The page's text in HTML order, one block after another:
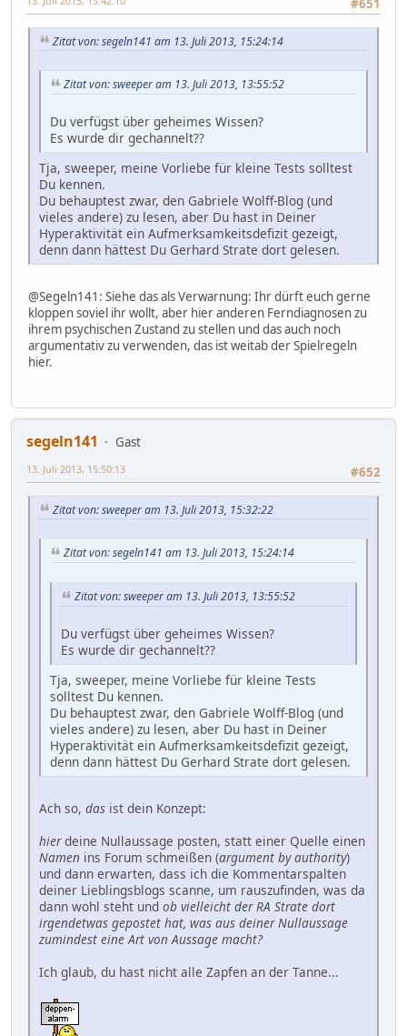
#651
Zitat von: segeln141 am 13. Juli 2013, 15:24:14
Zitat von: sweeper am 13. Juli 2013, 13:55:52
Du verfügst über geheimes Wissen?
Es wurde dir gechannelt??
Tja, sweeper, meine Vorliebe für kleine Tests solltest
Du kennen.
Du behauptest zwar, den Gabriele Wolff-Blog (und
vieles andere) zu lesen, aber Du hast in Deiner
Hyperaktivität ein Aufmerksamkeitsdefizit gezeigt,
denn dann hättest Du Gerhard Strate dort gelesen.
@Segeln141: Siehe das als Verwarnung: Ihr dürft euch gerne
kloppen soviel ihr wollt, aber hier anderen Ferndiagnosen zu
ihrem psychischen Zustand zu stellen und das auch noch
argumentativ zu verwenden, das ist weitab der Spielregeln
hier.
segeln141
Gast
#652
13. Juli 2013, 15:50:13
Zitat von: sweeper am 13. Juli 2013, 15:32:22
Zitat von: segeln141 am 13. Juli 2013, 15:24:14
Zitat von: sweeper am 13. Juli 2013, 13:55:52
Du verfügst über geheimes Wissen?
Es wurde dir gechannelt??
Tja, sweeper, meine Vorliebe für kleine Tests
solltest Du kennen.
Du behauptest zwar, den Gabriele Wolff-Blog (und
vieles andere) zu lesen, aber Du hast in Deiner
Hyperaktivität ein Aufmerksamkeitsdefizit gezeigt,
denn dann hättest Du Gerhard Strate dort gelesen.
Ach so, das ist dein Konzept:
hierdeine Nullaussage posten, statt einer Quelle einen
Namen ins Forum schmeißen (argument by authority)
und dann erwarten, dass ich die Kommentarspalten
deiner Lieblingsblogs scanne, um rauszufinden, was da
dann wohl steht und ob vielleicht der RA Strate dort
irgendetwas gepostet hat, was aus deiner Nullaussage
zumindest eine Art von Aussage macht?
Ich glaub, du hast nicht alle Zapfen an der Tanne...